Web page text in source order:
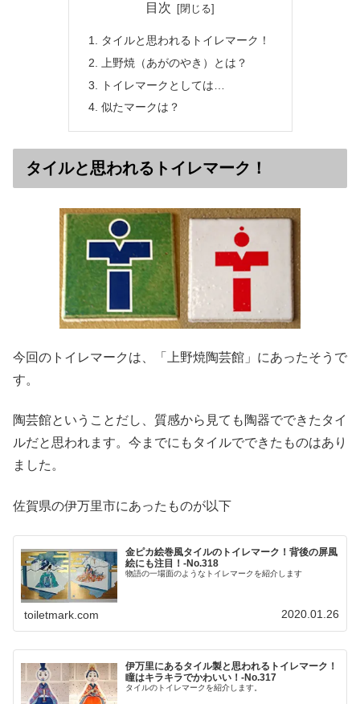
目次
タイルと思われるトイレマーク！
上野焼（あがのやき）とは？
トイレマークとしては…
似たマークは？
タイルと思われるトイレマーク！
今回のトイレマークは、「上野焼陶芸館」にあったそうで
す。
陶芸館ということだし、質感から見ても陶器でできたタイ
ルだと思われます。今までにもタイルでできたものはあり
ました。
佐賀県の伊万里市にあったものが以下
金ピカ絵巻風タイルのトイレマーク！背後の屏風
絵にも注目！-No.318
物語の一場面のようなトイレマークを紹介します
toiletmark.com 2020.01.26
伊万里にあるタイル製と思われるトイレマーク！
瞳はキラキラでかわいい！-No.317
タイルのトイレマークを紹介します。